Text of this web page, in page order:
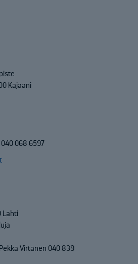
Kajaani
040 068 6597
Lahti
Virtanen 040 839